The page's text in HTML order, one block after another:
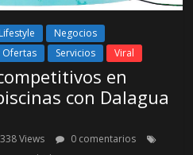
Lifestyle
Negocios
Ofertas Servicios Viral
en
con Dalagua
338 Views
0 comentarios